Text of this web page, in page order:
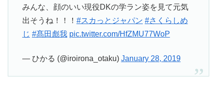
みんな、顔のいい現役DKの学ラン姿を見て元気
出そうね！！！ #スカっとジャパン #さくらしめ
じ #髙田彪我 pic.twitter.com/HfZMU77WoP
— ひかる (@iroirona_otaku) January 28, 2019